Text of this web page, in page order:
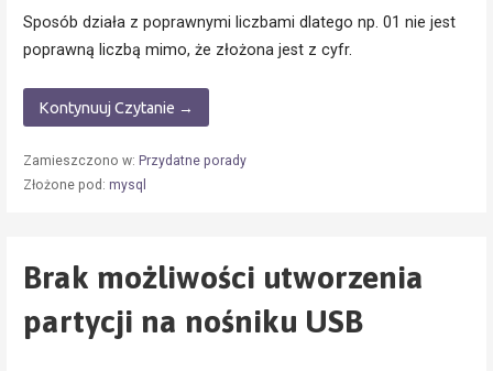
Sposób działa z poprawnymi liczbami dlatego np. 01 nie jest
poprawną liczbą mimo, że złożona jest z cyfr.
Kontynuuj Czytanie →
Zamieszczono w: Przydatne porady
Złożone pod: mysql
Brak możliwości utworzenia
partycji na nośniku USB